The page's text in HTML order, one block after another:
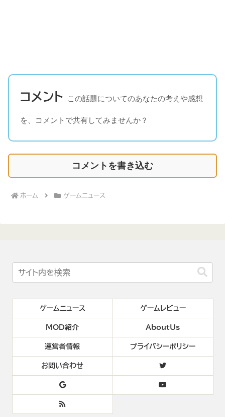
コメント この話題についてのあなたの考えや感想
を、コメントで共有してみませんか？
コメントを書き込む
ホーム ゲームニュース
ゲームニュース ゲームレビュー
MOD紹介 AboutUs
運営者情報 プライバシーポリシー
お問い合わせ